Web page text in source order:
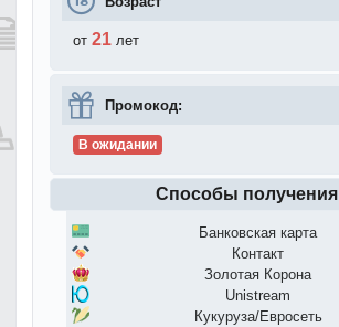
от 21 лет
Промокод:
В ожидании
Способы получения
Банковская карта
Контакт
Золотая Корона
Unistream
Кукуруза/Евросеть